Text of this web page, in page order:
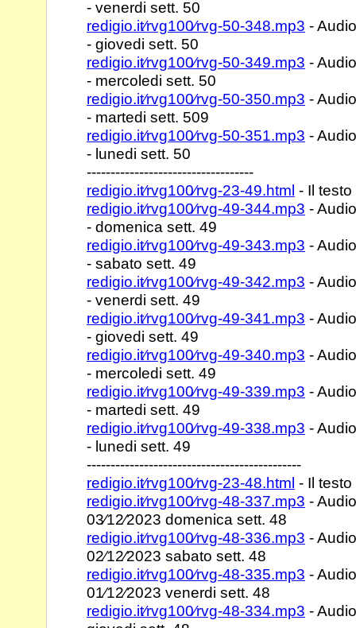
- venerdi sett. 50
redigio.it⁄rvg100⁄rvg-50-348.mp3 -
- giovedi sett. 50
redigio.it⁄rvg100⁄rvg-50-349.mp3 -
- mercoledi sett. 50
redigio.it⁄rvg100⁄rvg-50-350.mp3 -
- martedi sett. 509
redigio.it⁄rvg100⁄rvg-50-351.mp3 -
- lunedi sett. 50
-----------------------------------
redigio.it⁄rvg100⁄rvg-23-49.html - Il
redigio.it⁄rvg100⁄rvg-49-344.mp3 -
- domenica sett. 49
redigio.it⁄rvg100⁄rvg-49-343.mp3 -
- sabato sett. 49
redigio.it⁄rvg100⁄rvg-49-342.mp3 -
- venerdi sett. 49
redigio.it⁄rvg100⁄rvg-49-341.mp3 -
- giovedi sett. 49
redigio.it⁄rvg100⁄rvg-49-340.mp3 -
- mercoledi sett. 49
redigio.it⁄rvg100⁄rvg-49-339.mp3 -
- martedi sett. 49
redigio.it⁄rvg100⁄rvg-49-338.mp3 -
- lunedi sett. 49
---------------------------------------------
redigio.it⁄rvg100⁄rvg-23-48.html - Il
redigio.it⁄rvg100⁄rvg-48-337.mp3 -
03⁄12⁄2023 domenica sett. 48
redigio.it⁄rvg100⁄rvg-48-336.mp3 -
02⁄12⁄2023 sabato sett. 48
redigio.it⁄rvg100⁄rvg-48-335.mp3 -
01⁄12⁄2023 venerdi sett. 48
redigio.it⁄rvg100⁄rvg-48-334.mp3 -